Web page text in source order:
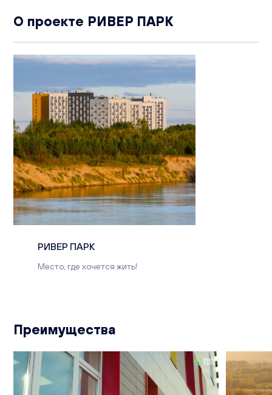
О проекте РИВЕР ПАРК
РИВЕР ПАРК
Место, где хочется жить!
Преимущества